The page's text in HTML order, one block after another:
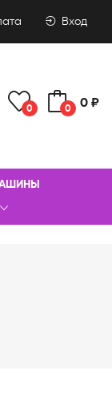
Вход
0 0 0 ₽